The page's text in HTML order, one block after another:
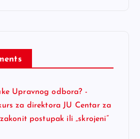
Upravnog odbora? -
za direktora JU Centar za
postupak ili „skrojeni“